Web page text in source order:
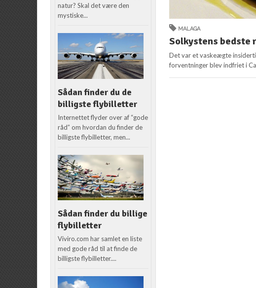
MALAGA
Solkystens bedste
Det var et vaskeægte
forventninger blev indfriet i
natur? Skal det være den
mystiske...
Sådan finder du de
billigste flybilletter
Internettet flyder over af “gode
råd” om hvordan du finder de
billigste flybilletter, men...
Sådan finder du billige
flybilletter
Viviro.com har samlet en liste
med gode råd til at finde de
billigste flybilletter....